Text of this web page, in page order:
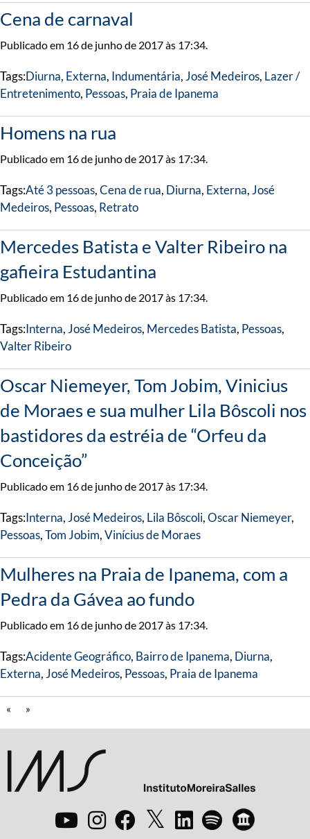
Cena de carnaval
Publicado em 16 de junho de 2017 às 17:34.
Tags:Diurna, Externa, Indumentária, José Medeiros, Lazer /
Entretenimento, Pessoas, Praia de Ipanema
Homens na rua
Publicado em 16 de junho de 2017 às 17:34.
Tags:Até 3 pessoas,Cena de rua, Diurna, Externa, José
Medeiros, Pessoas, Retrato
Mercedes Batista e Valter Ribeiro na
gafieira Estudantina
Publicado em 16 de junho de 2017 às 17:34.
Tags:Interna, José Medeiros, Mercedes Batista, Pessoas,
Valter Ribeiro
Oscar Niemeyer, Tom Jobim, Vinicius
de Moraes e sua mulher Lila Bôscoli nos
bastidores da estréia de “Orfeu da
Conceição”
Publicado em 16 de junho de 2017 às 17:34.
Tags:Interna, José Medeiros, Lila Bôscoli,Oscar Niemeyer,
Pessoas,Tom Jobim,Vinícius de Moraes
Mulheres na Praia de Ipanema, com a
Pedra da Gávea ao fundo
Publicado em 16 de junho de 2017 às 17:34.
Tags:Acidente Geográfico, Bairro de Ipanema, Diurna,
Externa, José Medeiros, Pessoas, Praia de Ipanema
« »